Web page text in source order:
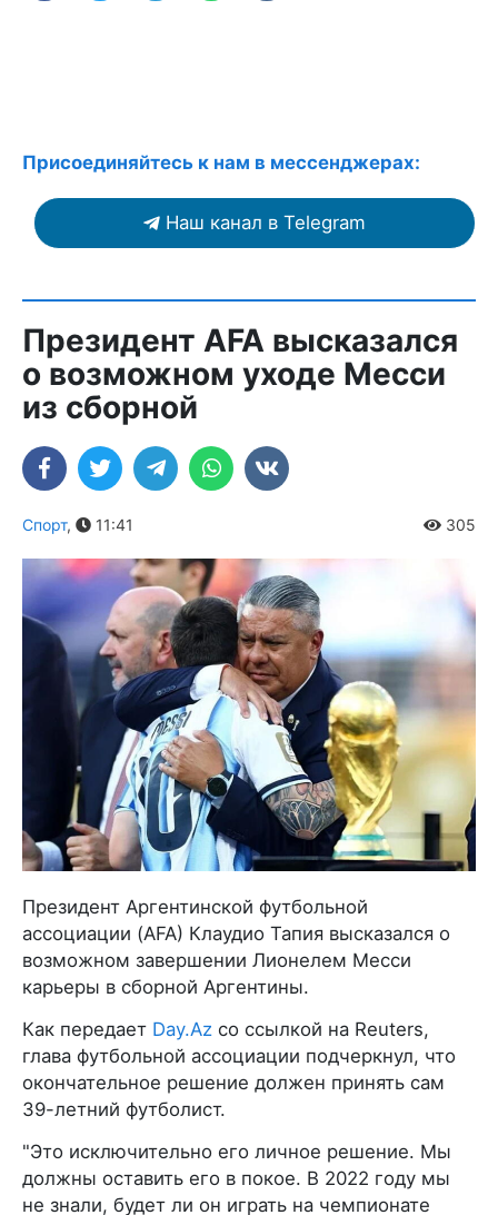
Присоединяйтесь к нам в мессенджерах:
Наш канал в Telegram
Президент AFA высказался
о возможном уходе Месси
из сборной
Спорт, 11:41 305
Президент Аргентинской футбольной
ассоциации (AFA) Клаудио Тапия высказался о
возможном завершении Лионелем Месси
карьеры в сборной Аргентины.
Как передает Day.Az со ссылкой на Reuters,
глава футбольной ассоциации подчеркнул, что
окончательное решение должен принять сам
39-летний футболист.
"Это исключительно его личное решение. Мы
должны оставить его в покое. В 2022 году мы
не знали, будет ли он играть на чемпионате